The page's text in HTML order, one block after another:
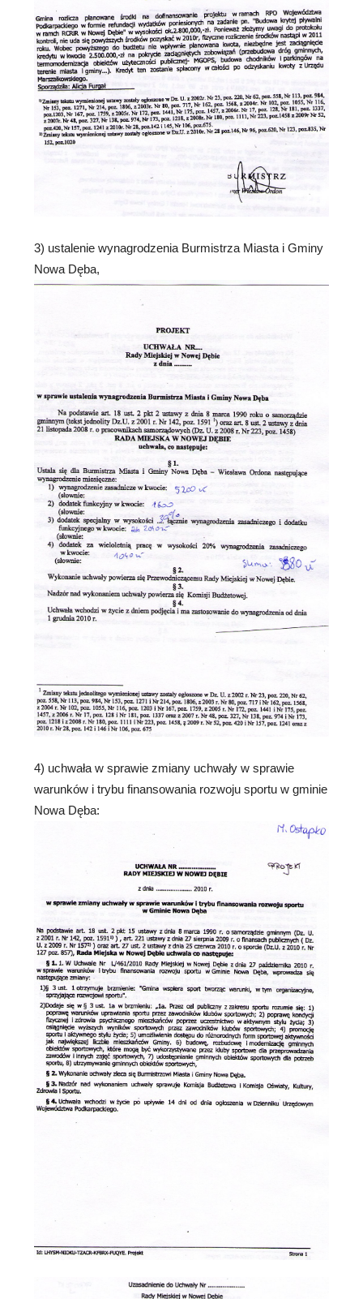
3) ustalenie wynagrodzenia Burmistrza Miasta i Gminy
Nowa Dęba,
4) uchwała w sprawie zmiany uchwały w sprawie
warunków i trybu finansowania rozwoju sportu w gminie
Nowa Dęba: